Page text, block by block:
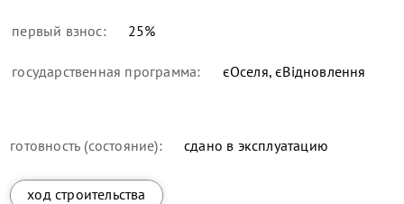
первый взнос: 25%
государственная программа: єОселя, єВідновлення
готовность (состояние): сдано в эксплуатацию
ход строительства